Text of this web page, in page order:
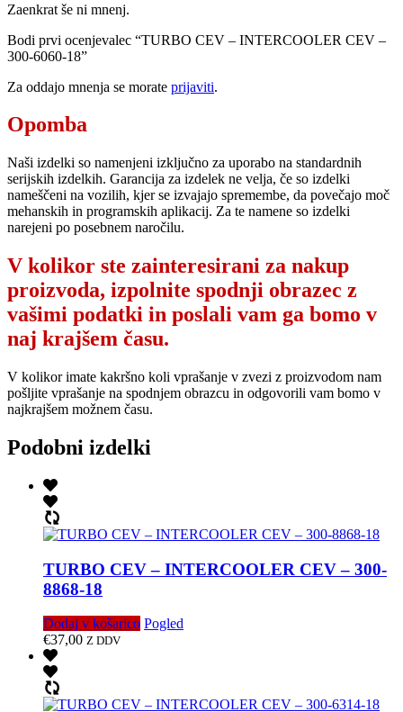
Zaenkrat še ni mnenj.
Bodi prvi ocenjevalec “TURBO CEV – INTERCOOLER CEV –
300-6060-18”
Za oddajo mnenja se morate prijaviti.
Opomba
Naši izdelki so namenjeni izključno za uporabo na standardnih
serijskih izdelkih. Garancija za izdelek ne velja, če so izdelki
nameščeni na vozilih, kjer se izvajajo spremembe, da povečajo moč
mehanskih in programskih aplikacij. Za te namene so izdelki
narejeni po posebnem naročilu.
V kolikor ste zainteresirani za nakup
proizvoda, izpolnite spodnji obrazec z
vašimi podatki in poslali vam ga bomo v
naj krajšem času.
V kolikor imate kakršno koli vprašanje v zvezi z proizvodom nam
pošljite vprašanje na spodnjem obrazcu in odgovorili vam bomo v
najkrajšem možnem času.
Podobni izdelki
TURBO CEV – INTERCOOLER CEV – 300-
8868-18
Dodaj v košarico Pogled
€37,00 Z DDV